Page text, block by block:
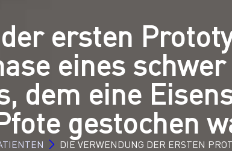
ersten
eines
dem eine
gestochen
DIE VERWENDUNG DER ERSTEN